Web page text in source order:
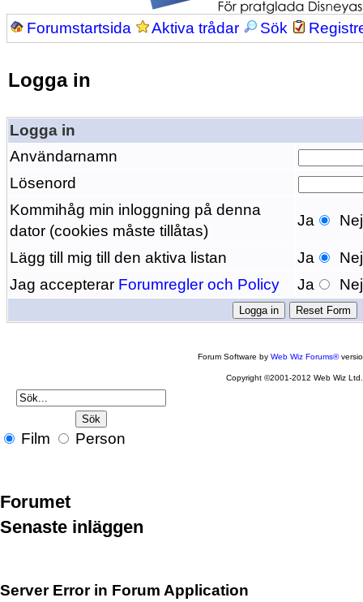
Forumstartsida Aktiva trådar Sök
Logga in
Logga in
Användarnamn
Lösenord
Kommihåg min inloggning på denna
dator (cookies måste tillåtas)
Ja Nej
Lägg till mig till den aktiva listan Ja
Nej
Jag accepterar Forumregler och Policy Ja Nej
Forum Software byWeb Wiz Forums®
Copyright ©2001-2012 Web Wiz Ltd.
Film Person
Forumet
Senaste inläggen
Server Error in Forum Application